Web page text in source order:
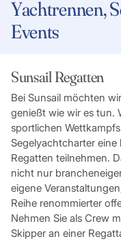
Yachtrennen,
Events
Sunsail Regatten
Bei Sunsail möchten
genießt wie wir es tun.
sportlichen
Segelyachtcharter
Regatten teilnehmen.
nicht nur
eigene
Reihe renommierter
Nehmen Sie als Crew
Skipper an einer